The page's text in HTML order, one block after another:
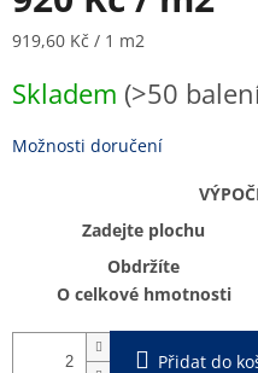
Měrná
919,60 Kč / 1 m2
Skladem (>50
Možnosti doručení
Zadejte plochu
Obdržíte
O celkové hmotnosti
Přidat do